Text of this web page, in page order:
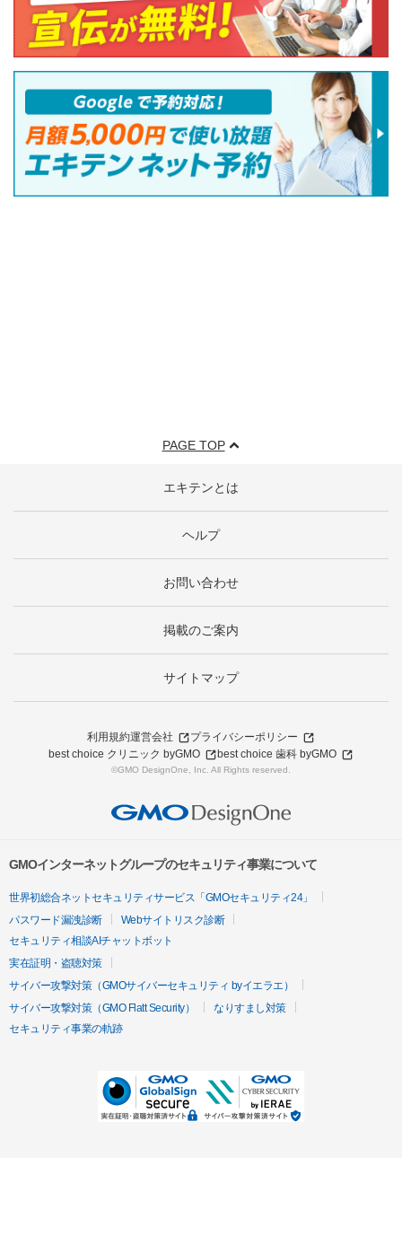
PAGE TOP
エキテンとは
ヘルプ
お問い合わせ
掲載のご案内
サイトマップ
利用規約運営会社
プライバシーポリシー
best choice クリニック byGMO
best choice 歯科 byGMO
©GMO DesignOne, Inc. All Rights reserved.
GMOインターネットグループのセキュリティ事業について
世界初総合ネットセキュリティサービス「GMOセキュリティ24」
パスワード漏洩診断
Webサイトリスク診断
セキュリティ相談AIチャットボット
実在証明・盗聴対策
サイバー攻撃対策（GMOサイバーセキュリティ byイエラエ）
サイバー攻撃対策（GMO Flatt Security）
なりすまし対策
セキュリティ事業の軌跡